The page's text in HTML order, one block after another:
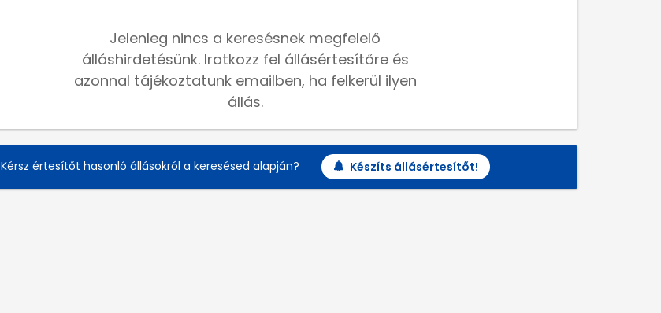
Jelenleg nincs a keresésnek megfelelő
álláshirdetésünk. Iratkozz fel állásértesítőre és
azonnal tájékoztatunk emailben, ha felkerül ilyen
állás.
Kérsz értesítőt hasonló állásokról a keresésed alapján? Készíts állásértesítőt!